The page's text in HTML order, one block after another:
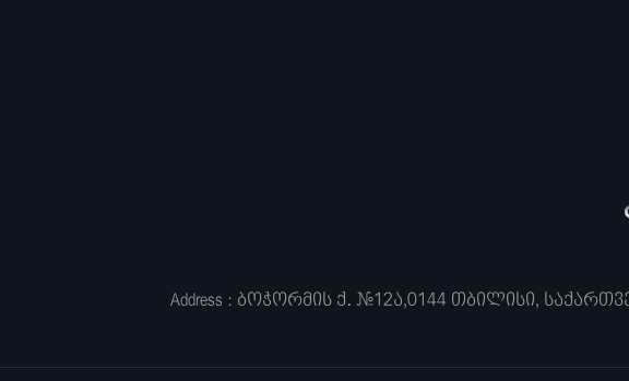
Address : ბოჭორმის ქ. #12ა,0144 თბილისი,